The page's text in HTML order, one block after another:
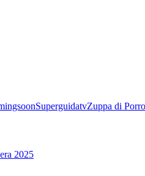
SuperguidatvZuppa di Porro
2025